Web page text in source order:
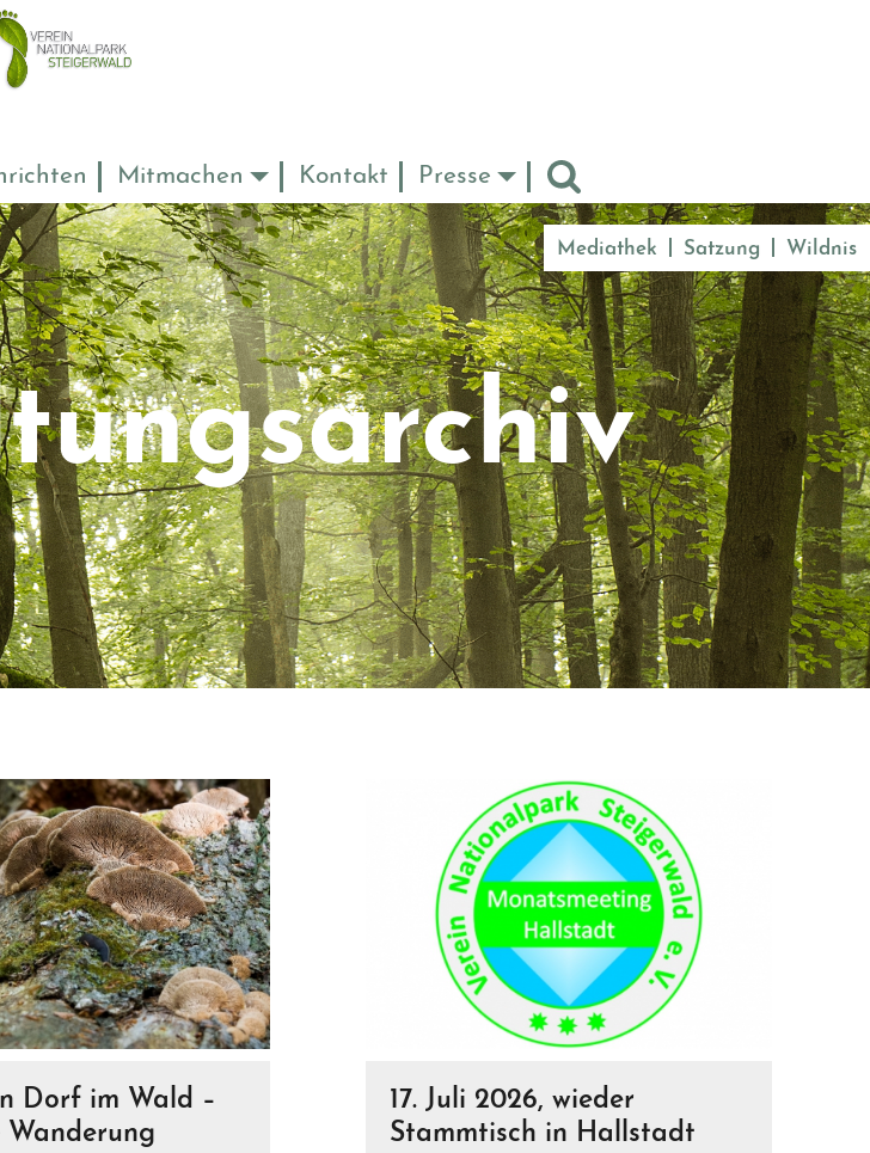
Mitmachen Kontakt Presse
Mediathek Satzung Wildnis
Dorf im Wald –
Wanderung
17. Juli 2026, wieder
Stammtisch in Hallstadt